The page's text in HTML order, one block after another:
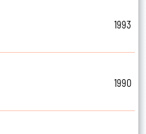
1993
1990